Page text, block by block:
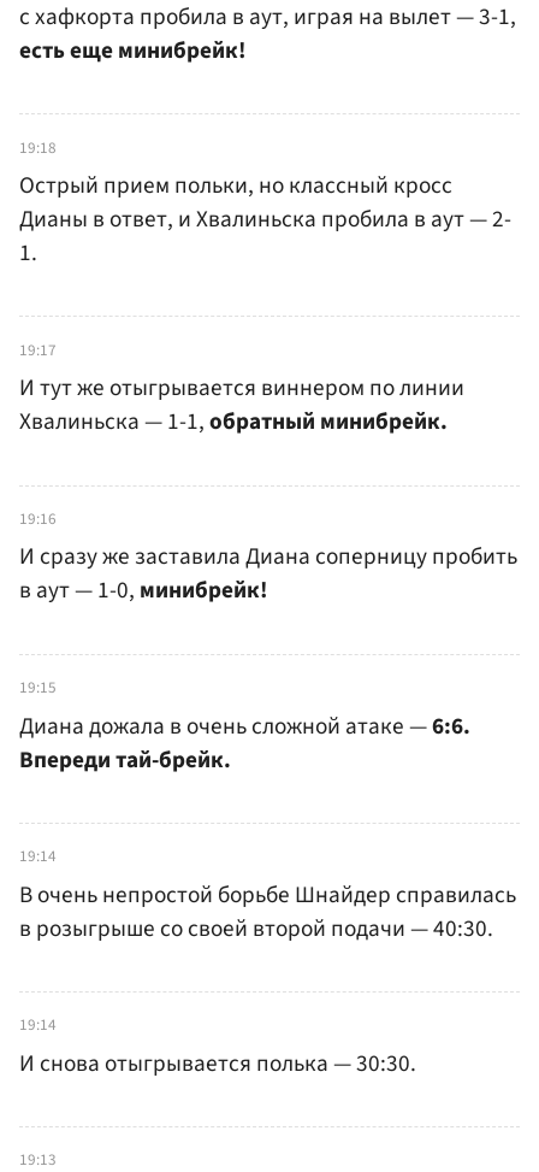
с хафкорта пробила в аут, играя на вылет — 3-1,
есть еще минибрейк!
19:18
Острый прием польки, но классный кросс
Дианы в ответ, и Хвалиньска пробила в аут — 2-
1.
19:17
И тут же отыгрывается виннером по линии
Хвалиньска — 1-1,обратный минибрейк.
19:16
И сразу же заставила Диана соперницу пробить
в аут — 1-0, минибрейк!
19:15
Диана дожала в очень сложной атаке —6:6.
Впереди тай-брейк.
19:14
В очень непростой борьбе Шнайдер справилась
в розыгрыше со своей второй подачи — 40:30.
19:14
И снова отыгрывается полька — 30:30.
19:13